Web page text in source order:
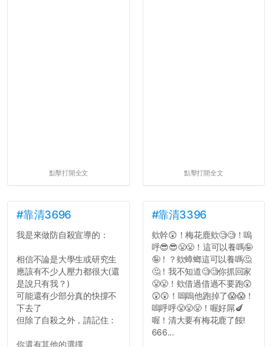
點擊打開全文 點擊打開全文
#靠清3696
我是來做防自殺宣導的：
相信不論是大學生或研究生
應該有不少人壓力都很大(還
是說只有我？)
可能還有少部分真的快撐不
下去了
但除了自殺之外，請記住：
你還有其他的選擇
#靠清3396
欸幹😲！梅花鹿欸🧐🧐！嗚
呼😎😎😤😤！這可以養嗎🤪
🤪！？欸蟑螂這可以養嗎🤔
🤔！我不知道🧐🧐你抓回家
😤😤！欸借過借過不要跑😲
😲😲！嗚嗚他跑掉了😱😱！
嗚呼呼😤😤😤！喔好屌🍆
喔！清大要有梅花鹿了餒!
666...